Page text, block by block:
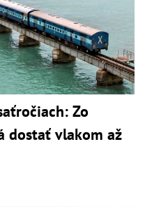
Zo
dostať vlakom až